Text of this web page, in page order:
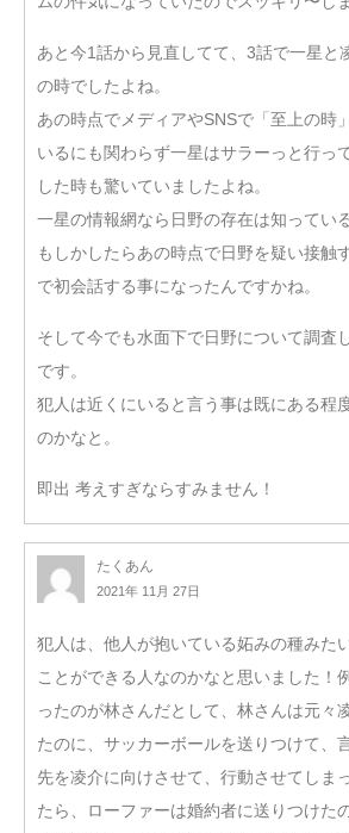
あと今1話から見直してて、3話で一星と
の時でしたよね。
あの時点でメディアやSNSで「至上の時
いるにも関わらず一星はサラーっと行っ
した時も驚いていましたよね。
一星の情報網なら日野の存在は知ってい
もしかしたらあの時点で日野を疑い接触
で初会話する事になったんですかね。
そして今でも水面下で日野について調査
です。
犯人は近くにいると言う事は既にある程
のかなと。
即出 考えすぎならすみません！
たくあん
2021年 11月 27日
犯人は、他人が抱いている妬みの種みた
ことができる人なのかなと思いました！
ったのが林さんだとして、林さんは元々
たのに、サッカーボールを送りつけて、
先を凌介に向けさせて、行動させてしま
たら、ローファーは婚約者に送りつけた